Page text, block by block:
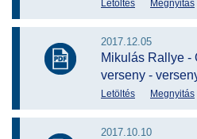
Letöltés Megnyitás
2017.12.05
Mikulás Rallye -
verseny -
Letöltés Megnyitás
2017.10.10